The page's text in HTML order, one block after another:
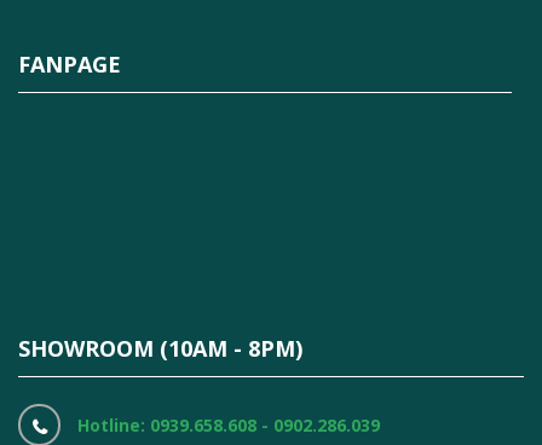
FANPAGE
SHOWROOM (10AM - 8PM)
Hotline: 0939.658.608 - 0902.286.039